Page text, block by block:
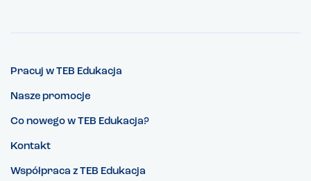
Pracuj w TEB Edukacja
Nasze promocje
Co nowego w TEB Edukacja?
Kontakt
Współpraca z TEB Edukacja